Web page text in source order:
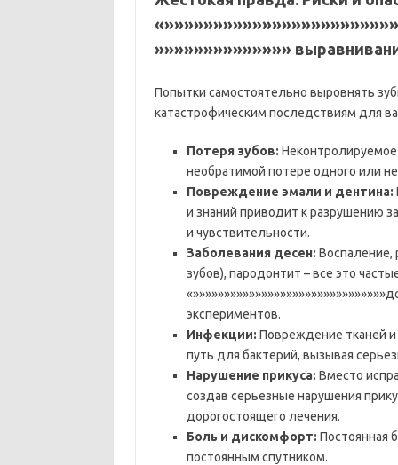
»»»»»»»»»»»»»»
Попытки самостоятельно выровнять
катастрофическим последствиям для
Потеря зубов:
необратимой потере одного или
Повреждение эмали и дентина:
и знаний приводит к разрушению
и чувствительности.
Заболевания десен: Воспаление,
зубов), пародонтит – все это
экспериментов.
Инфекции: Повреждение тканей
путь для бактерий, вызывая
Нарушение прикуса: Вместо
создав серьезные нарушения
дорогостоящего лечения.
Боль и дискомфорт: Постоянная
постоянным спутником.